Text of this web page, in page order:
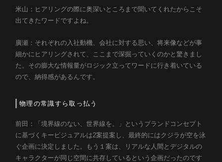
米山：ヒアリングの際に奥深いところまで聞いてくれたからこそ
出てきたワードですよね。
廣瀬：それぞれの入社動機、会社に対する思い、将来像などが事
細かにヒアリングされて、ここまで深掘っていくのかと驚きまし
た。その膨大な情報量がロジック立ってワードに行き着いている
ので、納得感があるんです。
物理の常識すら取っ払う
前田：「境界線のない、世界線を。」というブランドコンセプト
に基づくキービジュアルは2案提案し、最終的にはクジラが空を泳
ぐ企画に決定しました。もう１案は、リアルな人間とデジタルの
キャラクターが同じ空間に共存しているという企画だったのです